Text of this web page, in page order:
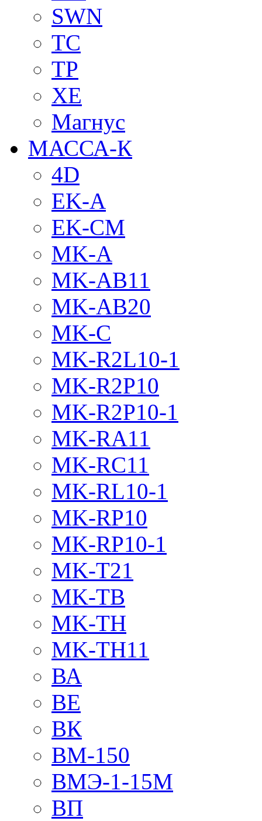
SWN
TC
TP
XE
Магнус
МАССА-К
4D
EK-A
EK-CM
MK-A
MK-AB11
MK-AB20
MK-C
MK-R2L10-1
MK-R2P10
MK-R2P10-1
MK-RA11
MK-RC11
MK-RL10-1
MK-RP10
MK-RP10-1
MK-T21
MK-TB
MK-TH
MK-TH11
ВА
ВЕ
ВК
ВМ-150
ВМЭ-1-15М
ВП